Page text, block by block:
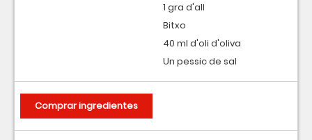
1 gra d'all
Bitxo
40 ml d'oli d'oliva
Un pessic de sal
Comprar ingredientes